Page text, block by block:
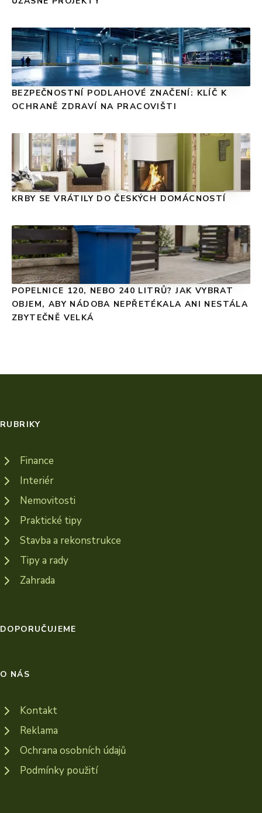
BEZPEČNOSTNÍ PODLAHOVÉ ZNAČENÍ: KLÍČ K
OCHRANĚ ZDRAVÍ NA PRACOVIŠTI
KRBY SE VRÁTILY DO ČESKÝCH DOMÁCNOSTÍ
POPELNICE 120, NEBO 240 LITRŮ? JAK VYBRAT
OBJEM, ABY NÁDOBA NEPŘETÉKALA ANI NESTÁLA
ZBYTEČNĚ VELKÁ
RUBRIKY
Finance
Interiér
Nemovitosti
Praktické tipy
Stavba a rekonstrukce
Tipy a rady
Zahrada
DOPORUČUJEME
O NÁS
Kontakt
Reklama
Ochrana osobních údajů
Podmínky použití